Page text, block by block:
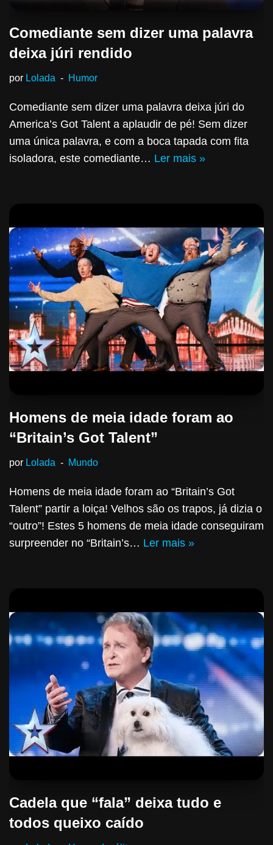
Comediante sem dizer uma palavra
deixa júri rendido
por Lolada Humor
Comediante sem dizer uma palavra deixa júri do
America’s Got Talent a aplaudir de pé! Sem dizer
uma única palavra, e com a boca tapada com fita
isoladora, este comediante… Ler mais »
Homens de meia idade foram ao
“Britain’s Got Talent”
por Lolada Mundo
Homens de meia idade foram ao “Britain’s Got
Talent” partir a loiça! Velhos são os trapos, já dizia o
“outro”! Estes 5 homens de meia idade conseguiram
surpreender no “Britain’s… Ler mais »
Cadela que “fala” deixa tudo e
todos queixo caído